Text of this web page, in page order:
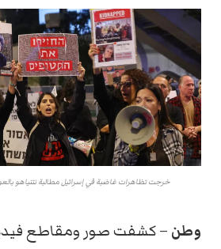
خرجت تظاهرات غاضبة في إسرائيل مطالبة نتنياهو
وطن – كشفت صور ومقاطع